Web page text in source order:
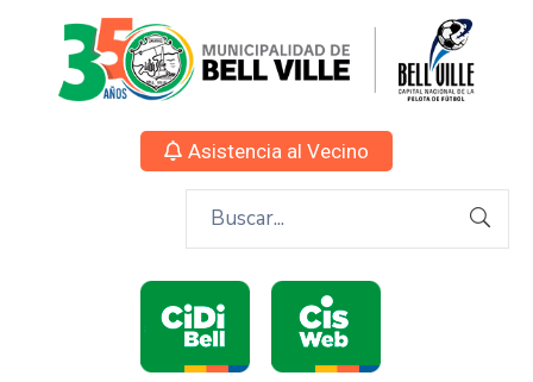
Asistencia al Vecino